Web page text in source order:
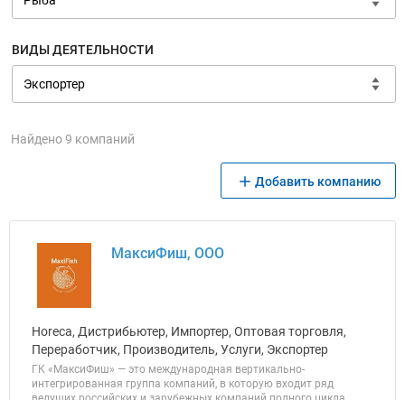
ВИДЫ ДЕЯТЕЛЬНОСТИ
Найдено 9 компаний
Добавить компанию
МаксиФиш, ООО
Horeca, Дистрибьютер, Импортер, Оптовая торговля,
Переработчик, Производитель, Услуги, Экспортер
ГК «МаксиФиш» — это международная вертикально-
интегрированная группа компаний, в которую входит ряд